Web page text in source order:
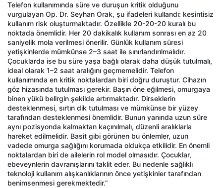
Telefon kullanımında süre ve duruşun kritik olduğunu
vurgulayan Op. Dr. Seyhan Orak, şu ifadeleri kullandı: kesintisiz
kullanım risk oluşturmaktadır. Özellikle 20-20-20 kuralı bu
noktada önemlidir. Her 20 dakikalık kullanım sonrası en az 20
saniyelik mola verilmesi önerilir. Günlük kullanım süresi
yetişkinlerde mümkünse 2–3 saat ile sınırlandırılmalıdır.
Çocuklarda ise bu süre yaşa bağlı olarak daha düşük tutulmalı,
ideal olarak 1–2 saat aralığını geçmemelidir. Telefon
kullanımında en kritik noktalardan biri doğru duruştur. Cihazın
göz hizasında tutulması gerekir. Başın öne eğilmesi, omurgaya
binen yükü belirgin şekilde artırmaktadır. Dirseklerin
desteklenmesi, sırtın dik tutulması ve mümkünse bir yüzey
tarafından desteklenmesi önemlidir. Bunun yanında uzun süre
aynı pozisyonda kalmaktan kaçınılmalı, düzenli aralıklarla
hareket edilmelidir. Basit gibi görünen bu önlemler, uzun
vadede omurga sağlığını korumada oldukça etkilidir. En önemli
noktalardan biri de ailelerin rol model olmasıdır. Çocuklar,
ebeveynlerin davranışlarını taklit eder. Bu nedenle sağlıklı
teknoloji kullanım alışkanlıklarının önce yetişkinler tarafından
benimsenmesi gerekmektedir.”